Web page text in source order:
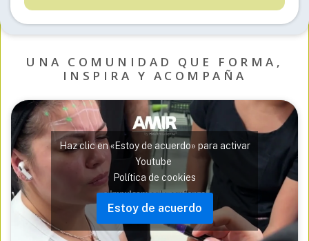
UNA COMUNIDAD QUE FORMA,
INSPIRA Y ACOMPAÑA
Haz clic en «Estoy de acuerdo» para activar
Youtube
Política de cookies
Estoy de acuerdo